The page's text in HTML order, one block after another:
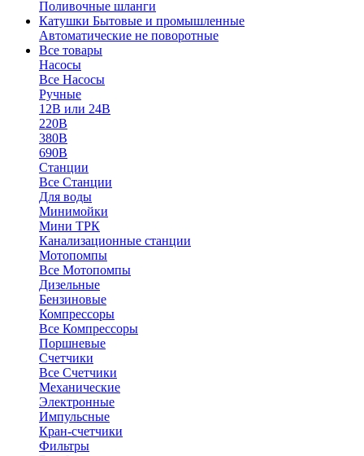
Поливочные шланги
Катушки Бытовые и промышленные
Автоматические не поворотные
Все товары
Насосы
Все Насосы
Ручные
12В или 24В
220В
380В
690В
Станции
Все Станции
Для воды
Минимойки
Мини ТРК
Канализационные станции
Мотопомпы
Все Мотопомпы
Дизельные
Бензиновые
Компрессоры
Все Компрессоры
Поршневые
Счетчики
Все Счетчики
Механические
Электронные
Импульсные
Кран-счетчики
Фильтры